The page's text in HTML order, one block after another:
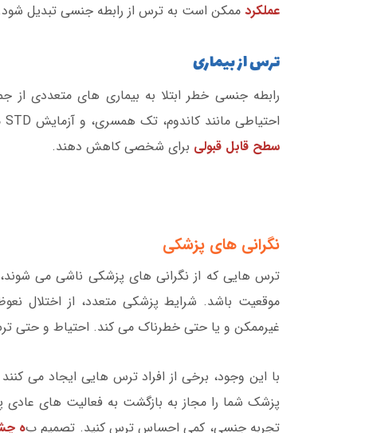
عملکرد ممکن است به ترس از رابطه جنسی تبدیل
ترس از بیماری
رابطه جنسی خطر ابتلا به بیماری های متعددی از
احتیاطی مانند کاندوم، تک همسری، و آزمایش STD می توانند با موفقیت این خطر را متعادل کنند تا خطر را به
سطح قابل قبولی برای شخصی کاهش دهند.
نگرانی های پزشکی
ترس هایی که از نگرانی های پزشکی ناشی می شوند،
موقعیت باشد. شرایط پزشکی متعدد، از اختلال
غیرممکن و یا حتی خطرناک می کند. احتیاط و حتی
با این وجود، برخی از افراد ترس هایی ایجاد می
پزشک شما را مجاز به بازگشت به فعالیت های عادی
تجربه جنسی، کمی احساس ترس کنید. تصمیم به